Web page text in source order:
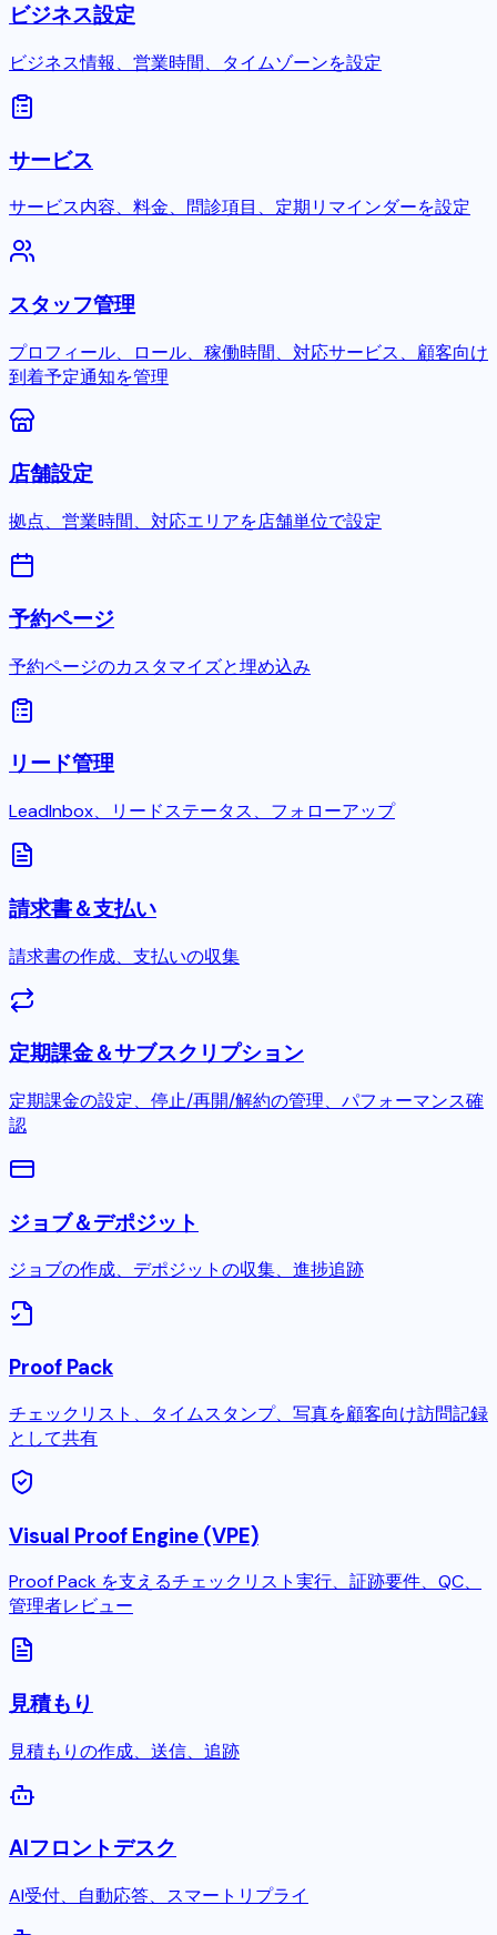
ビジネス設定
ビジネス情報、営業時間、タイムゾーンを設定
サービス
サービス内容、料金、問診項目、定期リマインダーを設定
スタッフ管理
プロフィール、ロール、稼働時間、対応サービス、顧客向け
到着予定通知を管理
店舗設定
拠点、営業時間、対応エリアを店舗単位で設定
予約ページ
予約ページのカスタマイズと埋め込み
リード管理
LeadInbox、リードステータス、フォローアップ
請求書＆支払い
請求書の作成、支払いの収集
定期課金＆サブスクリプション
定期課金の設定、停止/再開/解約の管理、パフォーマンス確
認
ジョブ＆デポジット
ジョブの作成、デポジットの収集、進捗追跡
Proof Pack
チェックリスト、タイムスタンプ、写真を顧客向け訪問記録
として共有
Visual Proof Engine (VPE)
Proof Pack を支えるチェックリスト実行、証跡要件、QC、
管理者レビュー
見積もり
見積もりの作成、送信、追跡
AIフロントデスク
AI受付、自動応答、スマートリプライ